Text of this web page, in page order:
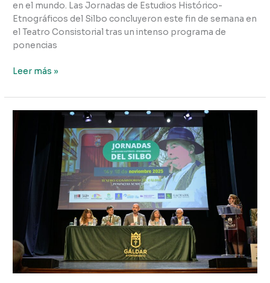
en el mundo. Las Jornadas de Estudios Histórico-
Etnográficos del Silbo concluyeron este fin de semana en
el Teatro Consistorial tras un intenso programa de
ponencias
Leer más »
Jornadas
Silbo